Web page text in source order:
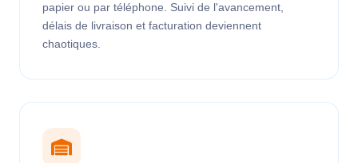
papier ou par téléphone. Suivi de l'avancement,
délais de livraison et facturation deviennent
chaotiques.